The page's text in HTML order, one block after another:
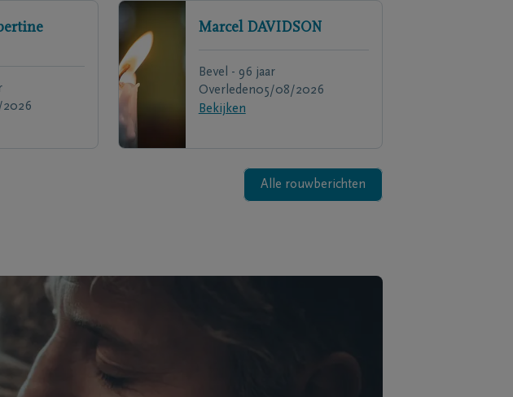
Marcel DAVIDSON
Bevel - 96 jaar
Overleden05/08/2026
Bekijken
Alle rouwberichten